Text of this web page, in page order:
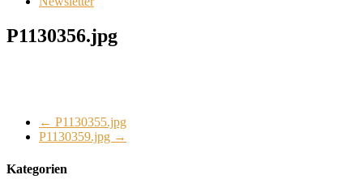
P1130356.jpg
← P1130355.jpg
P1130359.jpg →
Kategorien